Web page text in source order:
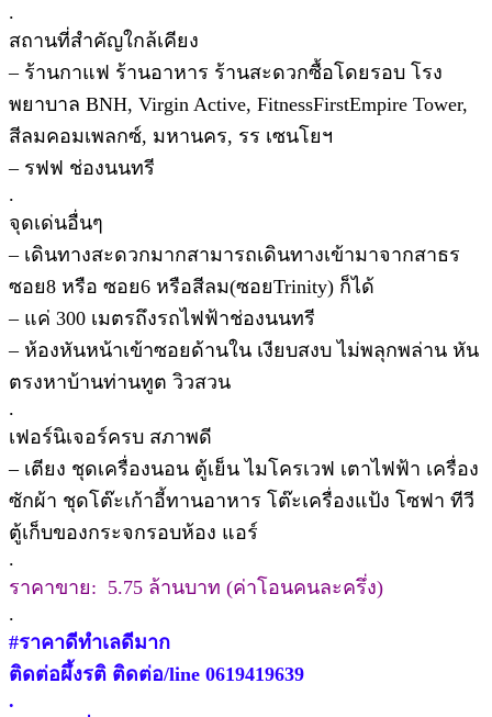
.
สถานที่สำคัญใกล้เคียง
– ร้านกาแฟ ร้านอาหาร ร้านสะดวกซื้อโดยรอบ โรง
พยาบาล BNH, Virgin Active, FitnessFirstEmpire Tower,
สีลมคอมเพลกซ์, มหานคร, รร เซนโยฯ
– รฟฟ ช่องนนทรี
.
จุดเด่นอื่นๆ
– เดินทางสะดวกมากสามารถเดินทางเข้ามาจากสาธร
ซอย8 หรือ ซอย6 หรือสีลม(ซอยTrinity) ก็ได้
– แค่ 300 เมตรถึงรถไฟฟ้าช่องนนทรี
– ห้องหันหน้าเข้าซอยด้านใน เงียบสงบ ไม่พลุกพล่าน หัน
ตรงหาบ้านท่านทูต วิวสวน
.
เฟอร์นิเจอร์ครบ สภาพดี
– เตียง ชุดเครื่องนอน ตู้เย็น ไมโครเวฟ เตาไฟฟ้า เครื่อง
ซักผ้า ชุดโต๊ะเก้าอี้ทานอาหาร โต๊ะเครื่องแป้ง โซฟา ทีวี
ตู้เก็บของกระจกรอบห้อง แอร์
.
ราคาขาย: 5.75 ล้านบาท (ค่าโอนคนละครึ่ง)
.
#ราคาดีทำเลดีมาก
ติดต่อผึ้งรติ ติดต่อ/line 0619419639
.